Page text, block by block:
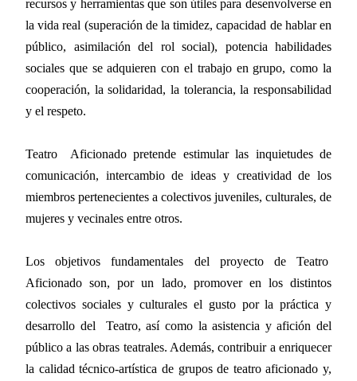
recursos y herramientas que son útiles para desenvolverse en
la vida real (superación de la timidez, capacidad de hablar en
público, asimilación del rol social), potencia habilidades
sociales que se adquieren con el trabajo en grupo, como la
cooperación, la solidaridad, la tolerancia, la responsabilidad
y el respeto.
Teatro
Aficionado pretende estimular las inquietudes de
comunicación, intercambio de ideas y creatividad de los
miembros pertenecientes a colectivos juveniles, culturales, de
mujeres y vecinales entre otros.
Los objetivos fundamentales del proyecto de Teatro
Aficionado son, por un lado, promover en los distintos
colectivos sociales y culturales el gusto por la práctica y
desarrollo del
Teatro, así como la asistencia y afición del
público a las obras teatrales. Además, contribuir a enriquecer
la calidad técnico-artística de grupos de teatro aficionado y,